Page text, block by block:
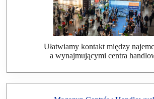
Ułatwiamy kontakt między
a wynajmującymi centra